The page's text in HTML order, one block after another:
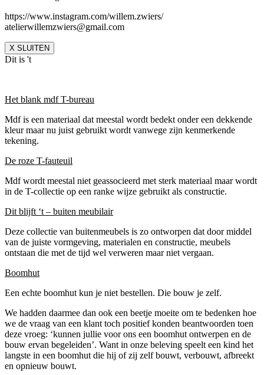
https://www.instagram.com/willem.zwiers/
atelierwillemzwiers@gmail.com
X SLUITEN
Dit is 't
Het blank mdf T-bureau
Mdf is een materiaal dat meestal wordt bedekt onder een dekkende
kleur maar nu juist gebruikt wordt vanwege zijn kenmerkende
tekening.
De roze T-fauteuil
Mdf wordt meestal niet geassocieerd met sterk materiaal maar wordt
in de T-collectie op een ranke wijze gebruikt als constructie.
Dit blijft ‘t – buiten meubilair
Deze collectie van buitenmeubels is zo ontworpen dat door middel
van de juiste vormgeving, materialen en constructie, meubels
ontstaan die met de tijd wel verweren maar niet vergaan.
Boomhut
Een echte boomhut kun je niet bestellen. Die bouw je zelf.
We hadden daarmee dan ook een beetje moeite om te bedenken hoe
we de vraag van een klant toch positief konden beantwoorden toen
deze vroeg: ‘kunnen jullie voor ons een boomhut ontwerpen en de
bouw ervan begeleiden’. Want in onze beleving speelt een kind het
langste in een boomhut die hij of zij zelf bouwt, verbouwt, afbreekt
en opnieuw bouwt.